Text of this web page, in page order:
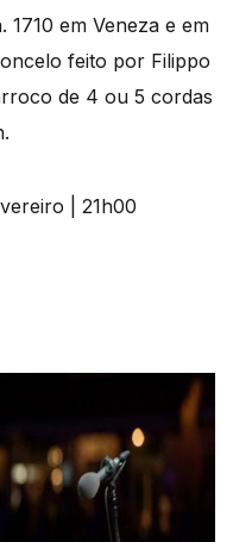
em Veneza e em
feito por Filippo
de 4 ou 5 cordas